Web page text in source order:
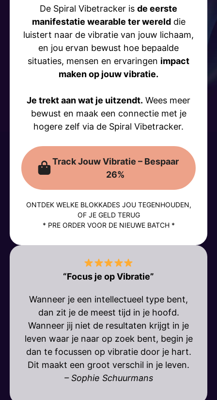
“Focus je op Vibratie”
Wanneer je een intellectueel type bent,
dan zit je de meest tijd in je hoofd.
Wanneer jij niet de resultaten krijgt in je
leven waar je naar op zoek bent, begin je
dan te focussen op vibratie door je hart.
Dit maakt een groot verschil in je leven.
– Sophie Schuurmans
De Spiral Vibetracker is de eerste
manifestatie wearable ter werelddie
luistert naar de vibratie van jouw lichaam,
en jou ervan bewust hoe bepaalde
situaties, mensen en ervaringen impact
maken op jouw vibratie.
Je trekt aan wat je uitzendt. Wees meer
bewust en maak een connectie met je
hogere zelf via de Spiral Vibetracker.
Track Jouw Vibratie – Bespaar
26%
ONTDEK WELKE BLOKKADES JOU TEGENHOUDEN,
OF JE GELD TERUG
* PRE ORDER VOOR DE NIEUWE BATCH *